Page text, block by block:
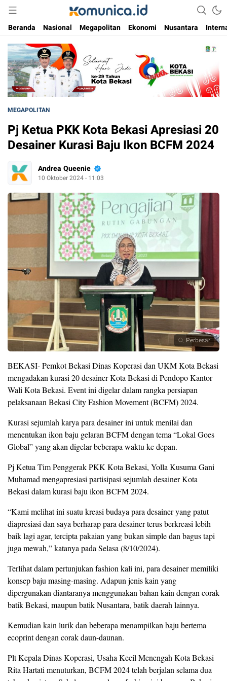
Komunica
Media Informasi Masa Kini
Beranda
Nasional Megapolitan Ekonomi Nusantara
MEGAPOLITAN
Pj Ketua PKK Kota Bekasi Apresiasi 20
Desainer Kurasi Baju Ikon BCFM 2024
Andrea Queenie
10 Oktober 2024 - 11:03
Perbesar
BEKASI- Pemkot Bekasi Dinas Koperasi dan UKM Kota Bekasi
mengadakan kurasi 20 desainer Kota Bekasi di Pendopo Kantor
Wali Kota Bekasi. Event ini digelar dalam rangka persiapan
pelaksanaan Bekasi City Fashion Movement (BCFM) 2024.
Kurasi sejumlah karya para desainer ini untuk menilai dan
menentukan ikon baju gelaran BCFM dengan tema “Lokal Goes
Global” yang akan digelar beberapa waktu ke depan.
Pj Ketua Tim Penggerak PKK Kota Bekasi, Yolla Kusuma Gani
Muhamad mengapresiasi partisipasi sejumlah desainer Kota
Bekasi dalam kurasi baju ikon BCFM 2024.
“Kami melihat ini suatu kreasi budaya para desainer yang patut
diapresiasi dan saya berharap para desainer terus berkreasi lebih
baik lagi agar, tercipta pakaian yang bukan simple dan bagus tapi
juga mewah,” katanya pada Selasa (8/10/2024).
Terlihat dalam pertunjukan fashion kali ini, para desainer memiliki
konsep baju masing-masing. Adapun jenis kain yang
dipergunakan diantaranya menggunakan bahan kain dengan corak
batik Bekasi, maupun batik Nusantara, batik daerah lainnya.
Kemudian kain lurik dan beberapa menampilkan baju bertema
ecoprint dengan corak daun-daunan.
Plt Kepala Dinas Koperasi, Usaha Kecil Menengah Kota Bekasi
Rita Hartati menuturkan, BCFM 2024 telah berjalan selama dua